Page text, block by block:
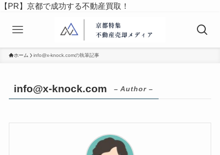
【PR】京都で成功する不動産買取！
ホーム info@x-knock.comの執筆記事
info@x-knock.com – Author –